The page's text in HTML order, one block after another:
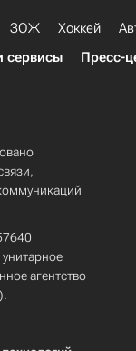
ЗОЖ Хоккей
сервисы Пресс-
агентство